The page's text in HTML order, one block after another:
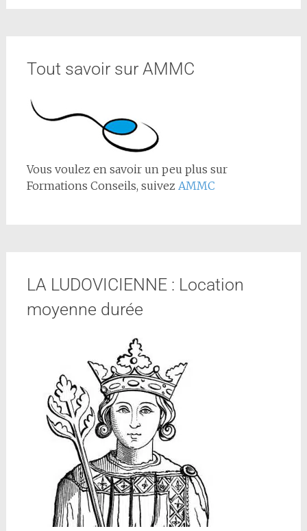
Tout savoir sur AMMC
Vous voulez en savoir un peu plus sur
Formations Conseils, suivez AMMC
LA LUDOVICIENNE : Location
moyenne durée